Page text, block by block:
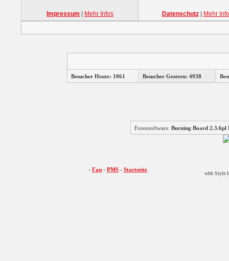
Impressum Mehr Infos Datenschutz| Mehr
Besucher Heute: 1061 Besucher Gestern: 4938
Forensoftware: Burning Board
- Faq - PMS - Startseite
wbb Style